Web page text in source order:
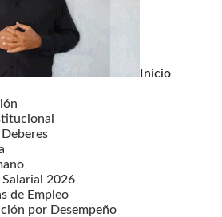
Inicio
Salarial 2026
de Empleo
por Desempeño